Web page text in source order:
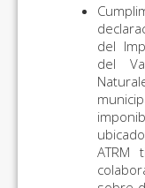
del
del
ATRM